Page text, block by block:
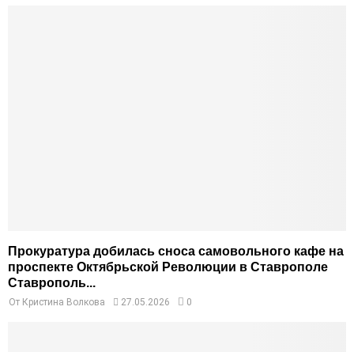
Прокуратура добилась сноса самовольного кафе на
проспекте Октябрьской Революции в Ставрополе
Ставрополь...
От Кристина Волкова 27.05.2026 0